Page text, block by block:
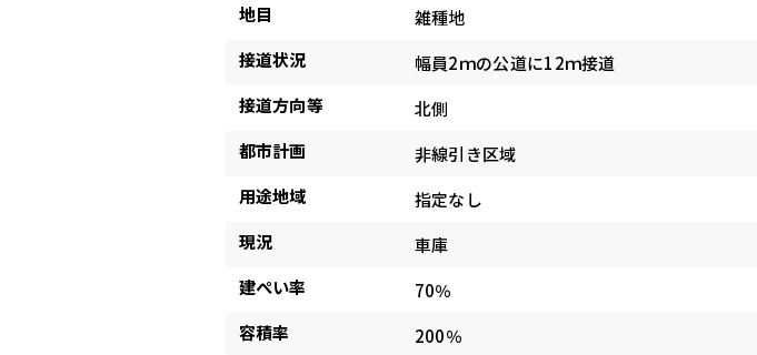
地目
雑種地
接道状況
幅員2ｍの公道に12ｍ接道
接道方向等
北側
都市計画
非線引き区域
用途地域
指定なし
現況
車庫
建ぺい率
70％
容積率
200％